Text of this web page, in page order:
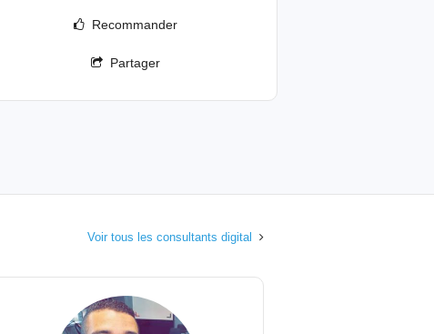
Recommander
Partager
Voir tous les consultants digital